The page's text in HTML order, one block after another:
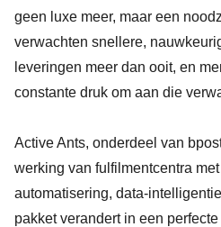
geen luxe meer, maar een
verwachten snellere,
leveringen meer dan ooit, en
constante druk om aan die
Active Ants, onderdeel van
werking van fulfilmentcentra
automatisering, data-
pakket verandert in een